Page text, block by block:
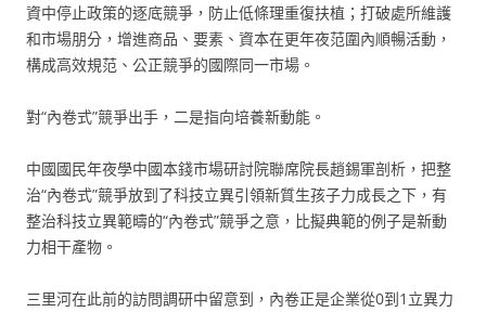
資中停止政策的逐底競爭，防止低條理重復扶植；打破處所維護
和市場朋分，增進商品、要素、資本在更年夜范圍內順暢活動，
構成高效規范、公正競爭的國際同一市場。
對“內卷式”競爭出手，二是指向培養新動能。
中國國民年夜學中國本錢市場研討院聯席院長趙錫軍剖析，把整
治“內卷式”競爭放到了科技立異引領新質生孩子力成長之下，有
整治科技立異範疇的“內卷式”競爭之意，比擬典範的例子是新動
力相干產物。
三里河在此前的訪問調研中留意到，內卷正是企業從0到1立異力